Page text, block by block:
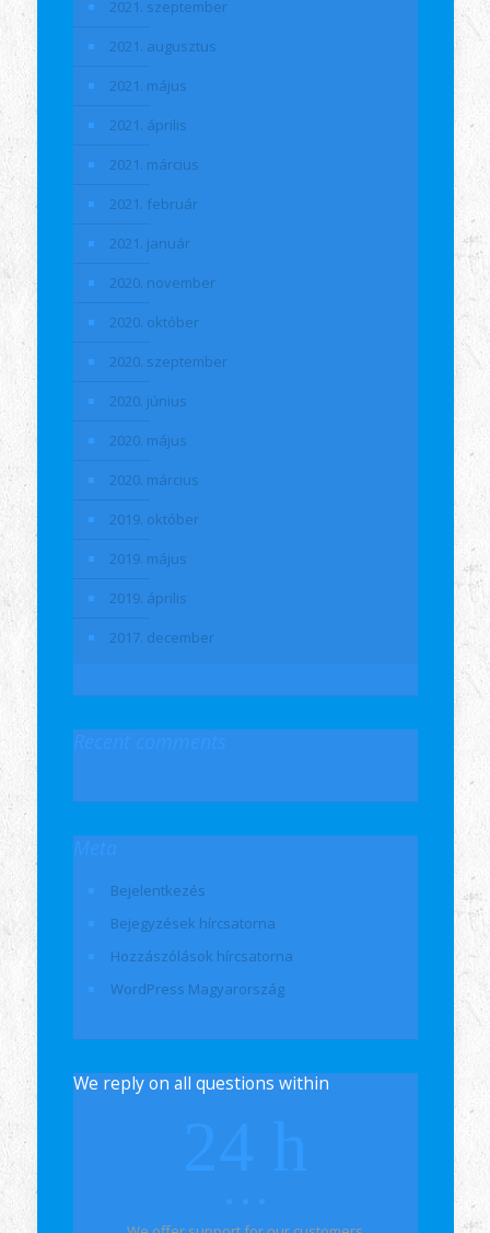
2021. szeptember
2021. augusztus
2021. május
2021. április
2021. március
2021. február
2021. január
2020. november
2020. október
2020. szeptember
2020. június
2020. május
2020. március
2019. október
2019. május
2019. április
2017. december
Bejelentkezés
Bejegyzések hírcsatorna
Hozzászólások hírcsatorna
WordPress Magyarország
We reply on all questions within